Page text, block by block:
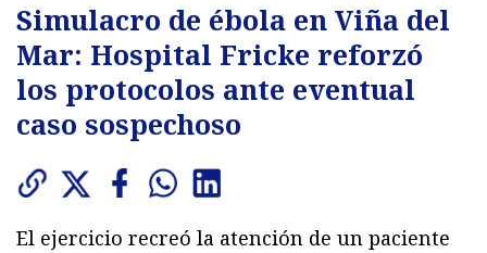
Simulacro de ébola en Viña del
Mar: Hospital Fricke reforzó
los protocolos ante eventual
caso sospechoso
El ejercicio recreó la atención de un paciente